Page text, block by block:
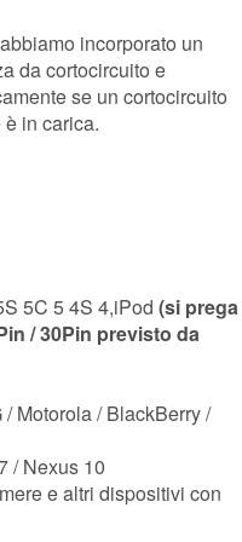
incorporato un
da cortocircuito e
se un cortocircuito
in carica.
5C 5 4S 4,iPod (si prega
/ 30Pin previsto da
Motorola / BlackBerry /
/ Nexus 10
e altri dispositivi con